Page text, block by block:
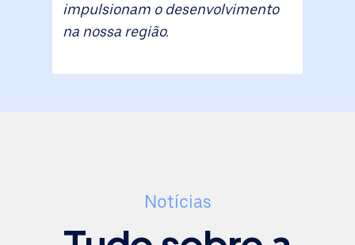
impulsionam o desenvolvimento
na nossa região.
Notícias